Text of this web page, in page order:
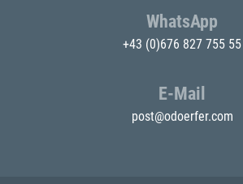
WhatsApp
+43 (0)676 827 755 55
E-Mail
post@odoerfer.com